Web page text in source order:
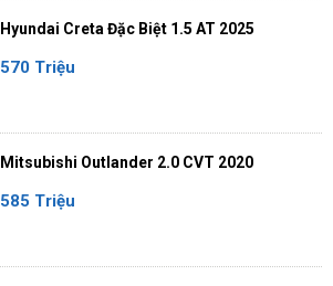
Hyundai Creta Đặc Biệt 1.5 AT 2025
570 Triệu
Mitsubishi Outlander 2.0 CVT 2020
585 Triệu